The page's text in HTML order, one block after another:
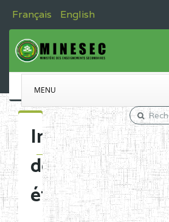
Français English
MENU
Immatriculation
des
établissements